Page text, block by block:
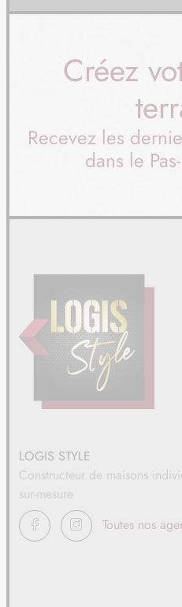
TERRAINÀ SAINT-
TERRAIN À
TERRAINÀ
75 900 €
Créez
Recevez les
dans le
LOGIS STYLE
Constructeur de maisons
sur-mesure
FACEBOOKINSTAGRAM
Toutes nos